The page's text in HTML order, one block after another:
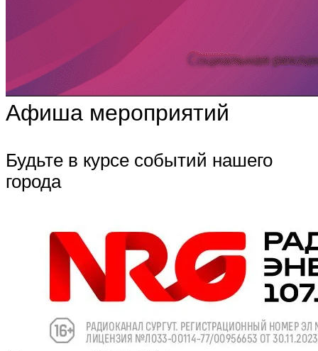
Афиша мероприятий
Будьте в курсе событий нашего
города